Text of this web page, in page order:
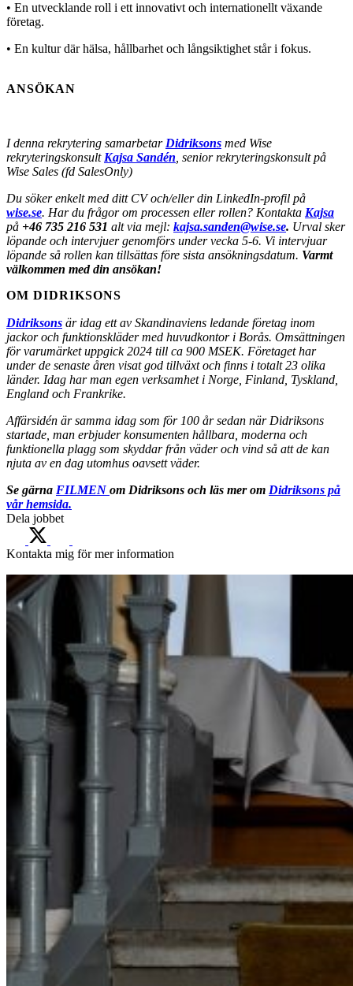
• En utvecklande roll i ett innovativt och internationellt växande
företag.
• En kultur där hälsa, hållbarhet och långsiktighet står i fokus.
ANSÖKAN
I denna rekrytering samarbetar Didriksons med Wise
rekryteringskonsult Kajsa Sandén , senior rekryteringskonsult på
Wise Sales (fd SalesOnly)
Du söker enkelt med ditt CV och/eller din LinkedIn-profil på
wise.se. Har du frågor om processen eller rollen? Kontakta Kajsa
på +46 735 216 531 alt via mejl: kajsa.sanden@wise.se. Urval sker
löpande och intervjuer genomförs under vecka 5-6. Vi intervjuar
löpande så rollen kan tillsättas före sista ansökningsdatum. Varmt
välkommen med din ansökan!
OM DIDRIKSONS
Didriksons är idag ett av Skandinaviens ledande företag inom
jackor och funktionskläder med huvudkontor i Borås. Omsättningen
för varumärket uppgick 2024 till ca 900 MSEK. Företaget har
under de senaste åren visat god tillväxt och finns i totalt 23 olika
länder. Idag har man egen verksamhet i Norge, Finland, Tyskland,
England och Frankrike.
Affärsidén är samma idag som för 100 år sedan när Didriksons
startade, man erbjuder konsumenten hållbara, moderna och
funktionella plagg som skyddar från väder och vind så att de kan
njuta av en dag utomhus oavsett väder.
Se gärna FILMEN om Didriksons och läs mer om Didriksons på
vår hemsida.
Dela jobbet
Kontakta mig för mer information